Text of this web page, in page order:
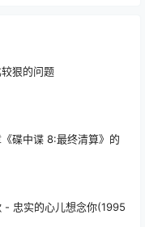
狠的问题
碟中谍 8:最终清算》的
- 忠实的心儿想念你(1995